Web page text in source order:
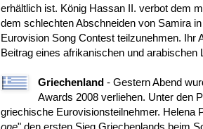
erhältlich ist. König Hassan II. verbot dem
dem schlechten Abschneiden von Samira
Eurovision Song Contest teilzunehmen. Ihr
Beitrag eines afrikanischen und arabischen
Griechenland - Gestern Abend
Awards 2008 verliehen. Unter den
griechische Eurovisionsteilnehmer. Helena
one" den ersten Sieg Griechenlands beim